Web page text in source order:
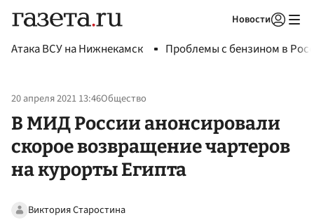
Новости
Атака ВСУ на Нижнекамск Проблемы с бензином в
20 апреля 2021 13:46Общество
В МИД России анонсировали
скорое возвращение чартеров
на курорты Египта
Виктория Старостина